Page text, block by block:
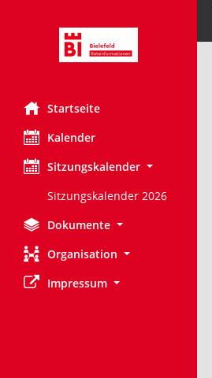
Startseite
Kalender
Sitzungskalender
Sitzungskalender 2026
Dokumente
Organisation
Impressum